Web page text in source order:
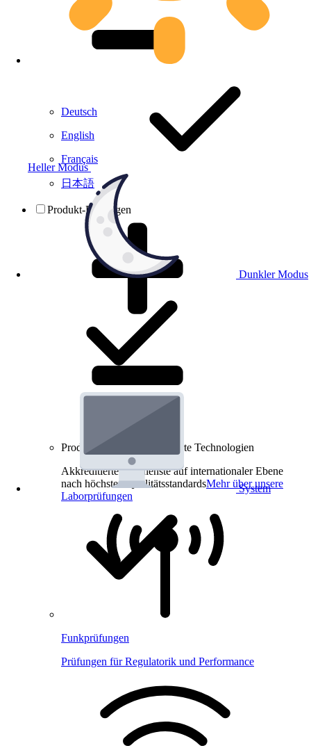
Heller Modus
Dunkler Modus
System
Deutsch
English
Français
日本語
Produkt-Prüfungen
Produkt-Prüfungen für smarte Technologien
Akkreditierte Prüfdienste auf internationaler Ebene
nach höchsten QualitätsstandardsMehr über unsere
Laborprüfungen
Funkprüfungen
Prüfungen für Regulatorik und Performance